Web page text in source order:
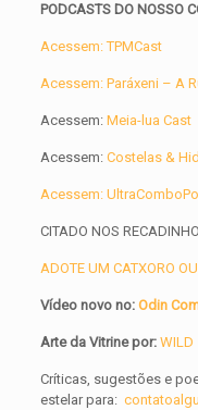
PODCASTS DO NOSSO
Acessem: TPMCast
Acessem: Paráxeni – A
Acessem: Meia-lua Cast
Acessem:Costelas &
Acessem:
CITADO NOS
ADOTE UM CATXORO
Vídeo novo no: Odin
Arte da Vitrine por: WILD
Críticas, sugestões e
estelarpara: